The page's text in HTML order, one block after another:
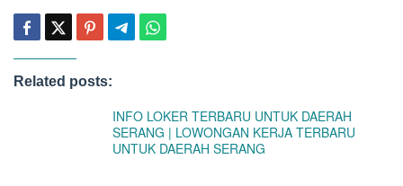
Related posts:
INFO LOKER TERBARU UNTUK DAERAH
SERANG | LOWONGAN KERJA TERBARU
UNTUK DAERAH SERANG